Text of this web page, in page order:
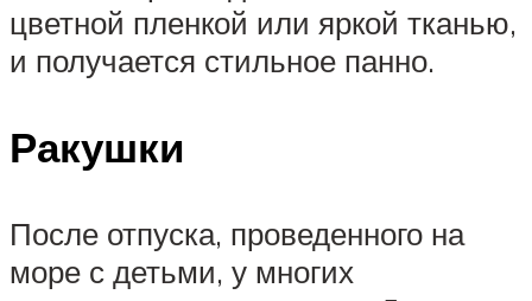
цветной пленкой или яркой тканью,
и получается стильное панно.
Ракушки
После отпуска, проведенного на
море с детьми, у многих